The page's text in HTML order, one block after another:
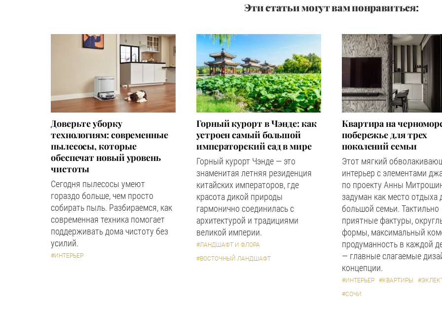
Эти статьи могут вам понравиться:
Доверьте уборку
технологиям: современные
пылесосы, которые
обеспечат новый уровень
чистоты
Сегодня пылесосы умеют
гораздо больше, чем просто
собирать пыль. Разбираемся, как
современная техника помогает
поддерживать дома чистоту без
усилий.
#ИНТЕРЬЕР
Горный курорт в Чэнде: как
устроен самый большой
императорский сад в мире
Горный курорт Чэнде — это
знаменитая летняя резиденция
китайских императоров, где
красота дикой природы
гармонично соединилась с
архитектурой и традициями
великой империи.
#ЛАНДШАФТ И ФЛОРА
#ВОСТОЧНЫЙ ЛАНДШАФТ
Квартира на
побережье для трех
поколений семьи
Этот мягкий
интерьер с элементами
по проекту Анны
задуман как место отдыха
большой семьи. Тактильно
приятные фактуры,
формы, максимальный
продуманность в каждой
— главные слагаемые
концепции.
#ИНТЕРЬЕР #КВАРТИРЫ
#СОЧИ